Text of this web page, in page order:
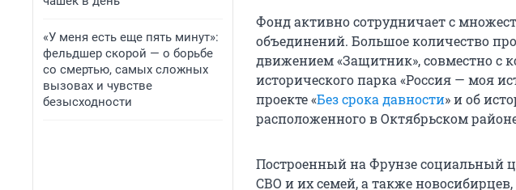
«У меня есть еще пять минут»:
фельдшер скорой — о борьбе
со смертью, самых сложных
вызовах и чувстве
безысходности
Фонд активно сотрудничает с
объединений. Большое количество
движением «Защитник», совместно с
исторического парка «Россия — моя
проекте «Без срока давности» и об
расположенного в Октябрьском
Построенный на Фрунзе социальный
СВО и их семей, а также